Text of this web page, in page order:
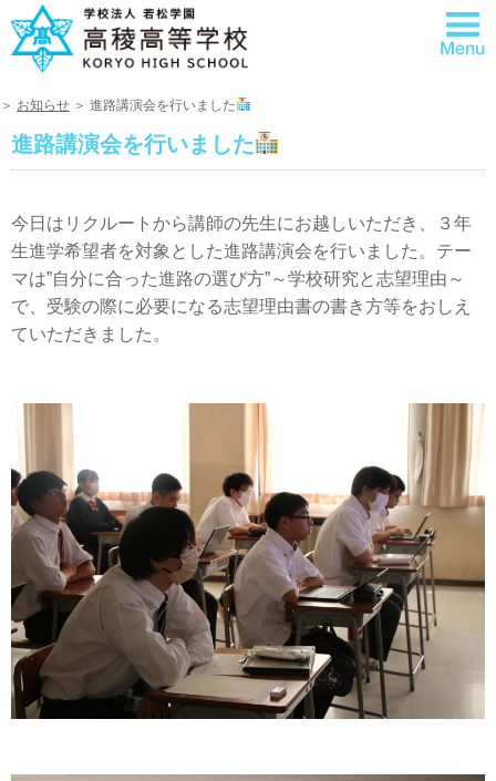
＞ お知らせ ＞ 進路講演会を行いました
進路講演会を行いました
今日はリクルートから講師の先生にお越しいただき、３年
生進学希望者を対象とした進路講演会を行いました。テー
マは”自分に合った進路の選び方”～学校研究と志望理由～
で、受験の際に必要になる志望理由書の書き方等をおしえ
ていただきました。